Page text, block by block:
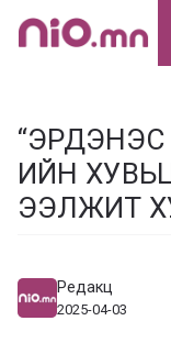
Skip
“ЭРДЭНЭС
ИЙН
ЭЭЛЖИТ
Редакц
2025-04-03